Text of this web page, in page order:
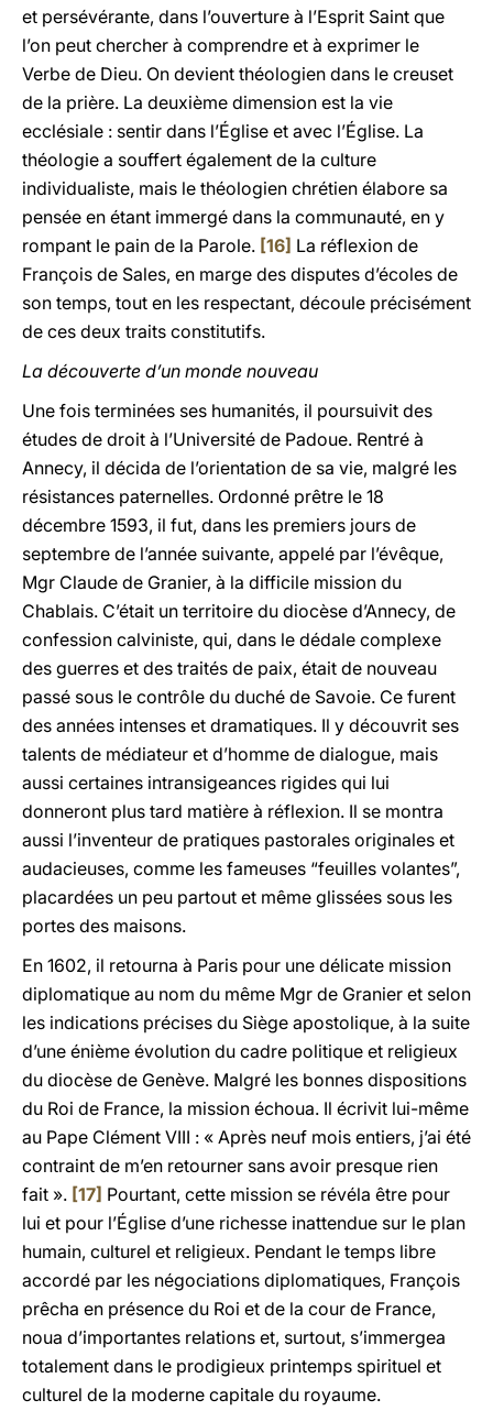
et persévérante, dans l’ouverture à l’Esprit Saint que
l’on peut chercher à comprendre et à exprimer le
Verbe de Dieu. On devient théologien dans le creuset
de la prière. La deuxième dimension est la vie
ecclésiale : sentir dans l’Église et avec l’Église. La
théologie a souffert également de la culture
individualiste, mais le théologien chrétien élabore sa
pensée en étant immergé dans la communauté, en y
rompant le pain de la Parole. [16] La réflexion de
François de Sales, en marge des disputes d’écoles de
son temps, tout en les respectant, découle précisément
de ces deux traits constitutifs.
La découverte d’un monde nouveau
Une fois terminées ses humanités, il poursuivit des
études de droit à l’Université de Padoue. Rentré à
Annecy, il décida de l’orientation de sa vie, malgré les
résistances paternelles. Ordonné prêtre le 18
décembre 1593, il fut, dans les premiers jours de
septembre de l’année suivante, appelé par l’évêque,
Mgr Claude de Granier, à la difficile mission du
Chablais. C’était un territoire du diocèse d’Annecy, de
confession calviniste, qui, dans le dédale complexe
des guerres et des traités de paix, était de nouveau
passé sous le contrôle du duché de Savoie. Ce furent
des années intenses et dramatiques. Il y découvrit ses
talents de médiateur et d’homme de dialogue, mais
aussi certaines intransigeances rigides qui lui
donneront plus tard matière à réflexion. Il se montra
aussi l’inventeur de pratiques pastorales originales et
audacieuses, comme les fameuses “feuilles volantes”,
placardées un peu partout et même glissées sous les
portes des maisons.
En 1602, il retourna à Paris pour une délicate mission
diplomatique au nom du même Mgr de Granier et selon
les indications précises du Siège apostolique, à la suite
d’une énième évolution du cadre politique et religieux
du diocèse de Genève. Malgré les bonnes dispositions
du Roi de France, la mission échoua. Il écrivit lui-même
au Pape Clément VIII : « Après neuf mois entiers, j’ai été
contraint de m’en retourner sans avoir presque rien
fait ». [17] Pourtant, cette mission se révéla être pour
lui et pour l’Église d’une richesse inattendue sur le plan
humain, culturel et religieux. Pendant le temps libre
accordé par les négociations diplomatiques, François
prêcha en présence du Roi et de la cour de France,
noua d’importantes relations et, surtout, s’immergea
totalement dans le prodigieux printemps spirituel et
culturel de la moderne capitale du royaume.